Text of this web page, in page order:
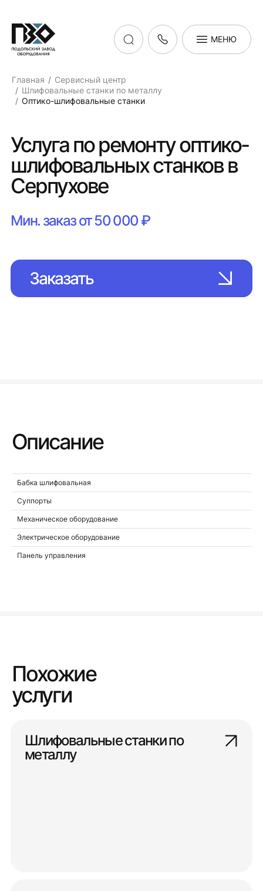
МЕНЮ
Главная
Сервисный центр
Шлифовальные станки по металлу
Оптико-шлифовальные станки
Услуга по ремонту оптико-
шлифовальных станков в
Серпухове
Мин. заказ от 50 000 ₽
Заказать
Описание
Бабка шлифовальная
Суппорты
Механическое оборудование
Электрическое оборудование
Панель управления
Похожие
услуги
Шлифовальные станки по
металлу